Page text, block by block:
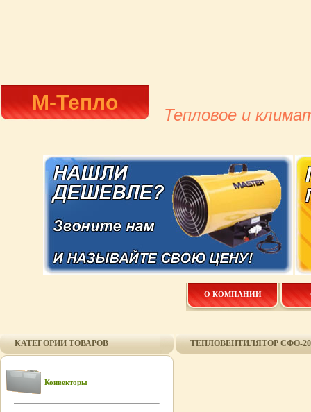
М-Тепло
Тепловое и
О КОМПАНИИ
КАТЕГОРИИ ТОВАРОВ
Конвекторы
ТЕПЛОВЕНТИЛЯТОР СФО-